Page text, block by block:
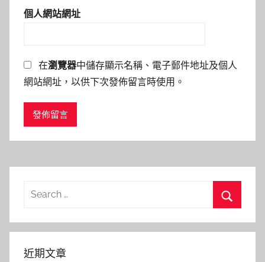
個人網站網址
在瀏覽器中儲存顯示名稱、電子郵件地址及個人
網站網址，以供下次發佈留言時使用。
Search
近期文章